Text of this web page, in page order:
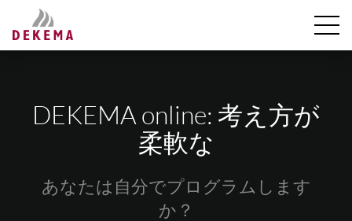
DEKEMA online: 考え方が
柔軟な
あなたは自分でプログラムします
か？